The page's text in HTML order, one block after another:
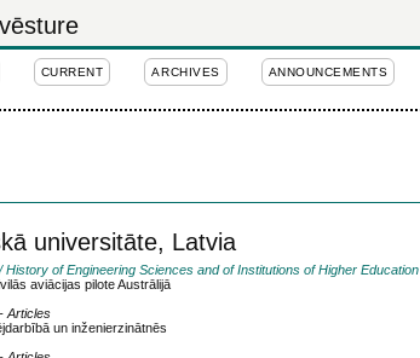
CURRENT ARCHIVES ANNOUNCEMENTS
universitāte, Latvia
of Engineering Sciences and of Institutions of Higher Education
aviācijas pilote Austrālijā
- Articles
un inženierzinātnēs